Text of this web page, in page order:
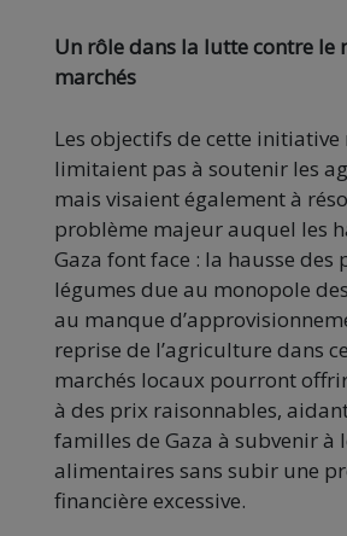
Un rôle dans la lutte contre le
marchés
Les objectifs de cette initiative
limitaient pas à soutenir les
mais visaient également à
problème majeur auquel les
Gaza font face : la hausse des
légumes due au monopole
au manque
reprise de l’agriculture dans
marchés locaux pourront
à des prix raisonnables,
familles de Gaza à subvenir à
alimentaires sans subir une
financière excessive.